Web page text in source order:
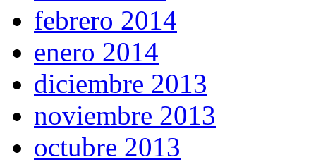
febrero 2014
enero 2014
diciembre 2013
noviembre 2013
octubre 2013